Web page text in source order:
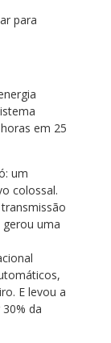
para
em 25
um
colossal.
uma
E levou a
da